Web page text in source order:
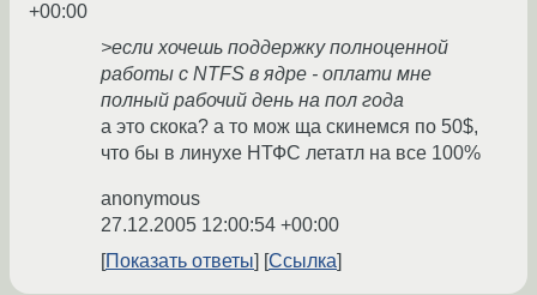
+00:00
>если хочешь поддержку полноценной
работы с NTFS в ядре - оплати мне
полный рабочий день на пол года
а это скока? а то мож ща скинемся по 50$,
что бы в линухе НТФС летатл на все 100%
anonymous
27.12.2005 12:00:54 +00:00
Показать ответы
Ссылка